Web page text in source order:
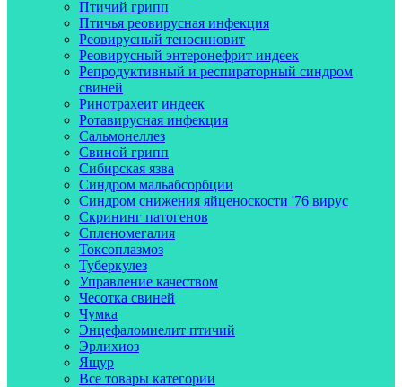
Птичий грипп
Птичья реовирусная инфекция
Реовирусный теносиновит
Реовирусный энтеронефрит индеек
Репродуктивный и респираторный синдром
свиней
Ринотрахеит индеек
Ротавирусная инфекция
Сальмонеллез
Свиной грипп
Сибирская язва
Синдром мальабсорбции
Синдром снижения яйценоскости '76 вирус
Скрининг патогенов
Спленомегалия
Токсоплазмоз
Туберкулез
Управление качеством
Чесотка свиней
Чумка
Энцефаломиелит птичий
Эрлихиоз
Ящур
Все товары категории